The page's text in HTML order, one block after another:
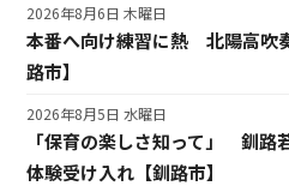
本番へ向け練習に熱 北陽高吹
路市】
2026年8月6日 木曜日
「保育の楽しさ知って」 釧
体験受け入れ【釧路市】
2026年8月5日 水曜日